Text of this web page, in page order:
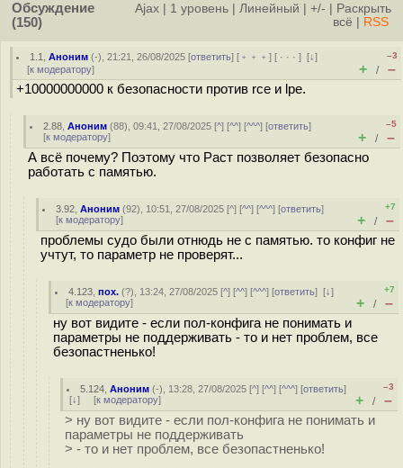
Обсуждение
(150)
Ajax 1 уровень Линейный +/-
Раскрыть
всё
RSS
1.1 ,Аноним (-), 21:21, 26/08/2025 [ответить] [ ﹢﹢﹢] [ · · ·][↓]
[к модератору]
–3
+ / –
+10000000000 к безопасности против rce и lpe.
2.88 ,Аноним (88), 09:41, 27/08/2025 [^] [^^] [^^^] [ответить]
[к модератору]
–5
+ / –
А всё почему? Поэтому что Раст позволяет безопасно
работать с памятью.
3.92 ,Аноним (92), 10:51, 27/08/2025 [^] [^^] [^^^] [ответить]
[к модератору]
+7
+ / –
проблемы судо были отнюдь не с памятью. то конфиг не
учтут, то параметр не проверят...
4.123 ,пох. (?), 13:24, 27/08/2025 [^] [^^] [^^^] [ответить][↓]
[к модератору]
+7
+ / –
ну вот видите - если пол-конфига не понимать и
параметры не поддерживать - то и нет проблем, все
безопастненько!
5.124 ,Аноним (-), 13:28, 27/08/2025 [^] [^^] [^^^] [ответить]
[↓] [к модератору]
–3
+ / –
> ну вот видите - если пол-конфига не понимать и
параметры не поддерживать
> - то и нет проблем, все безопастненько!